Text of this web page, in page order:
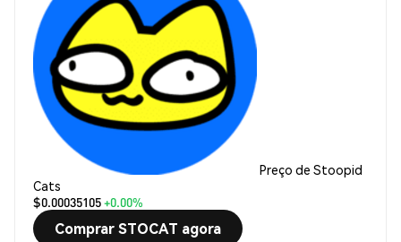
Preço de Stoopid
Cats
$0.00035105+0.00%
Comprar STOCAT agora